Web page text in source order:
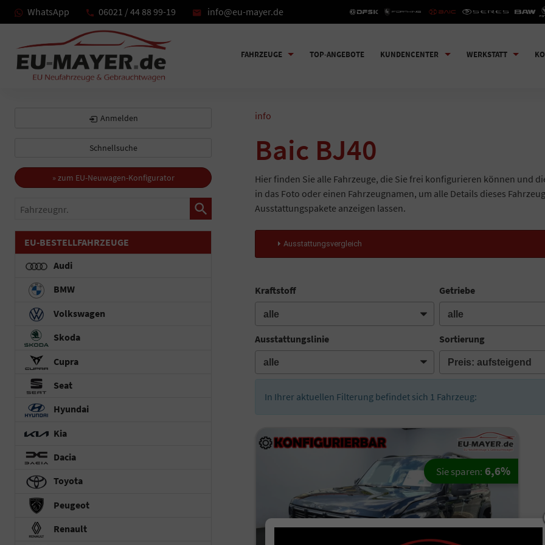
WhatsApp 06021 / 44 88 99-19 info@eu-mayer.de
FAHRZEUGE TOP-ANGEBOTE KUNDENCENTER WERKSTATT
info
Baic BJ40
Hier finden Sie alle Fahrzeuge, die Sie frei konfigurieren können und
in das Foto oder einen Fahrzeugnamen, um alle Details dieses
Ausstattungspakete anzeigen lassen.
Ausstattungsvergleich
Kraftstoff Getriebe
Ausstattungslinie Sortierung
In Ihrer aktuellen Filterung befindet sich 1 Fahrzeug:
Sie sparen: 6,6%
Anmelden
Schnellsuche
» zum EU-Neuwagen-Konfigurator
Fahrzeugnr.
EU-BESTELLFAHRZEUGE
Audi
BMW
Volkswagen
Skoda
Cupra
Seat
Hyundai
Kia
Dacia
Toyota
Peugeot
Renault